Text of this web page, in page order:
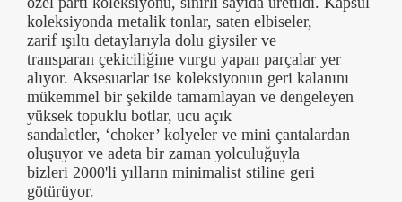
koleksiyonda metalik tonlar, saten elbiseler,
zarif ışıltı detaylarıyla dolu giysiler ve
transparan çekiciliğine vurgu yapan parçalar yer
alıyor. Aksesuarlar ise koleksiyonun geri kalanını
mükemmel bir şekilde tamamlayan ve dengeleyen
yüksek topuklu botlar, ucu açık
sandaletler, ‘choker’ kolyeler ve mini çantalardan
oluşuyor ve adeta bir zaman yolculuğuyla
bizleri 2000'li yılların minimalist stiline geri
götürüyor.